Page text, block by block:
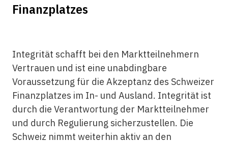
Finanzplatzes
Integrität schafft bei den Marktteilnehmern
Vertrauen und ist eine unabdingbare
Voraussetzung für die Akzeptanz des Schweizer
Finanzplatzes im In- und Ausland. Integrität ist
durch die Verantwortung der Marktteilnehmer
und durch Regulierung sicherzustellen. Die
Schweiz nimmt weiterhin aktiv an den